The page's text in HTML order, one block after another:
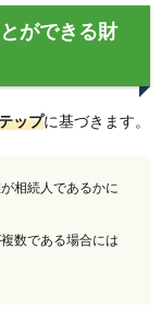
ができる財
ップに基づきます。
相続人であるかに
数である場合には